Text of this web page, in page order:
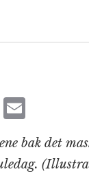
P
m
ai
l
bak det